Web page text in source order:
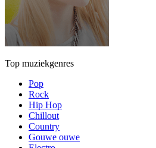
Top muziekgenres
Pop
Rock
Hip Hop
Chillout
Country
Gouwe ouwe